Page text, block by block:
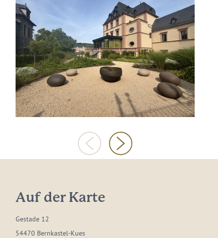
Auf der Karte
Gestade 12
54470 Bernkastel-Kues